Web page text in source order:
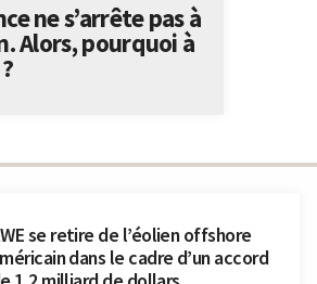
se retire de l’éolien offshore
dans le cadre d’un accord
ne s’arrête pas à
Alors, pourquoi à